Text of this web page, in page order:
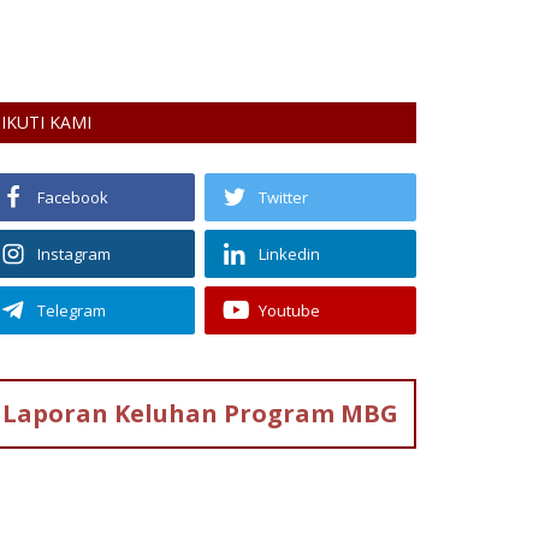
IKUTI KAMI
Facebook Twitter
Instagram Linkedin
Telegram Youtube
Laporan Keluhan Program MBG